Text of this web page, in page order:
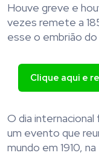
Houve greve e
vezes remete a
esse o embrião
Clique aqui e
O dia
um evento que
mundo em 1910,